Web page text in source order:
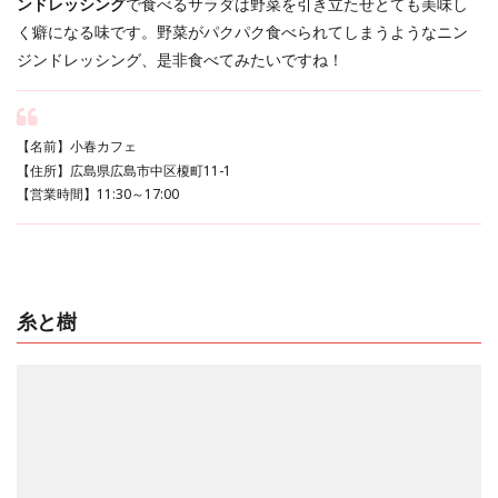
ンドレッシングで食べるサラダは野菜を引き立たせとても美味し
く癖になる味です。野菜がパクパク食べられてしまうようなニン
ジンドレッシング、是非食べてみたいですね！
【名前】小春カフェ
【住所】広島県広島市中区榎町11-1
【営業時間】11:30～17:00
糸と樹